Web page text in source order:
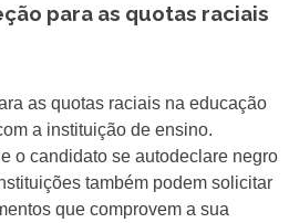
para as quotas raciais
as quotas raciais na educação
a instituição de ensino.
o candidato se autodeclare negro
também podem solicitar
que comprovem a sua